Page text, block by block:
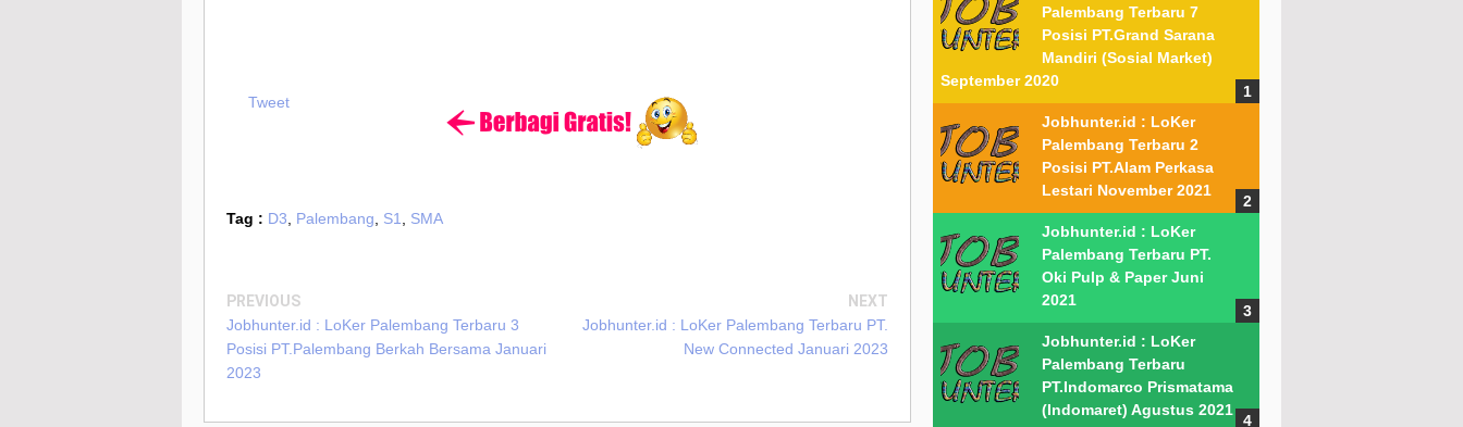
Tweet
Tag : D3 Palembang S1 SMA
PREVIOUS
Jobhunter.id : LoKer Palembang Terbaru 3
Posisi PT.Palembang Berkah Bersama Januari
2023
NEXT
Jobhunter.id : LoKer Palembang Terbaru PT.
New Connected Januari 2023
Palembang Terbaru 7
Posisi PT.Grand Sarana
Mandiri (Sosial Market)
September 2020
Jobhunter.id : LoKer
Palembang Terbaru 2
Posisi PT.Alam Perkasa
Lestari November 2021
Jobhunter.id : LoKer
Palembang Terbaru PT.
Oki Pulp & Paper Juni
2021
Jobhunter.id : LoKer
Palembang Terbaru
PT.Indomarco Prismatama
(Indomaret) Agustus 2021